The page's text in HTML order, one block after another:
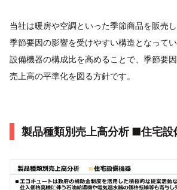
当社は暖房や空調といった季節商品を販売
季節要因の影響を受けやすい構造となって
設備機器の構成比を高めることで、季節要因
売上高の平準化を図る方針です。
製品種類別売上高分析 ■住宅設